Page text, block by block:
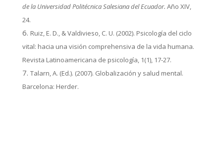
de la Universidad Politécnica Salesiana del Ecuador. Año XIV,
24.
Ruiz, E. D., & Valdivieso, C. U. (2002). Psicología del ciclo
vital: hacia una visión comprehensiva de la vida humana.
Revista Latinoamericana de psicología, 1(1), 17-27.
Talarn, A. (Ed.). (2007). Globalización y salud mental.
Barcelona: Herder.